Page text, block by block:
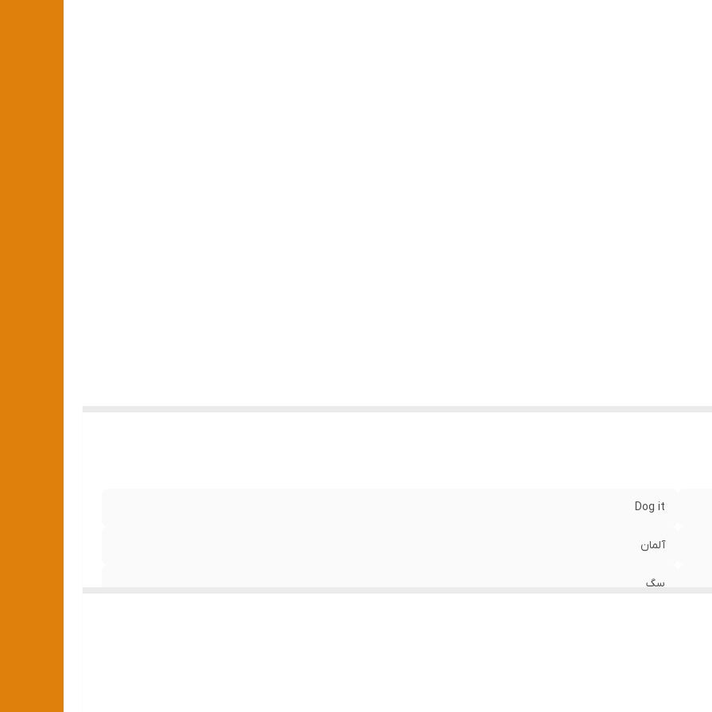
Dog it
آلمان
سگ